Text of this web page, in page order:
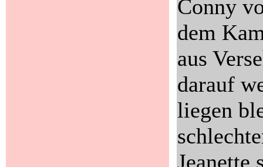
Conny
dem
aus
darauf
liegen
Jeanette